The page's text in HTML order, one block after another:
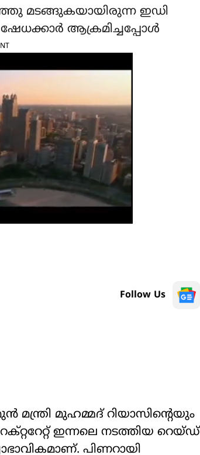
മടങ്ങുകയായിരുന്ന ഇഡി
ആക്രമിച്ചപ്പോൾ
Follow Us
മന്ത്രി മുഹമ്മദ് റിയാസിന്‍റെയും
ഇന്നലെ നടത്തിയ റെയ്ഡ്
പിണറായി